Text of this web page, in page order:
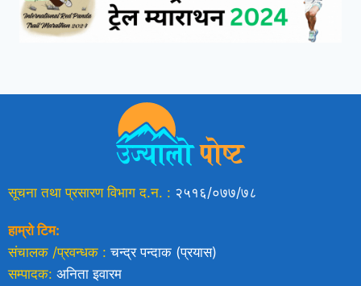
सूचना तथा प्रसारण विभाग द.न. : २५१६/०७७/७८
हाम्रो टिम:
संचालक /प्रवन्धक : चन्द्र पन्दाक (प्रयास)
सम्पादक: अनिता इवारम